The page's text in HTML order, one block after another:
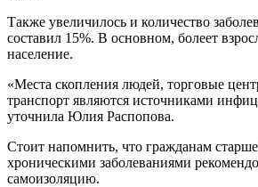
Также увеличилось и количество
составил 15%. В основном, болеет
население.
«Места скопления людей, торговые
транспорт являются источниками
уточнила Юлия Распопова.
Стоит напомнить, что гражданам
хроническими заболеваниями
самоизоляцию.